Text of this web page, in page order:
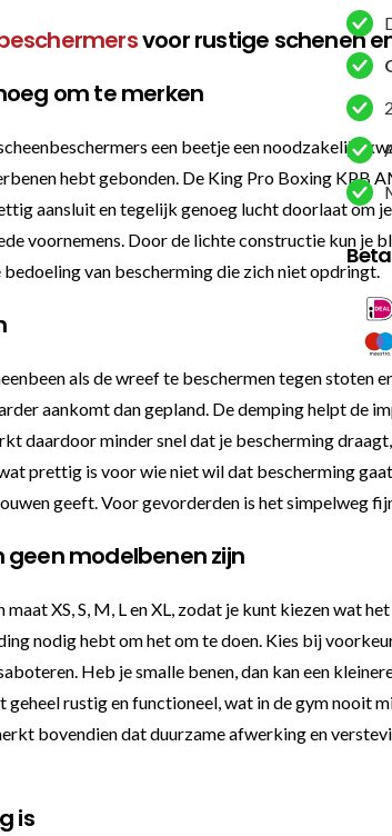
voor rustige schenen
om te merken
een beetje een noodzakelijk
hebt gebonden. De King Pro Boxing KPB
aansluit en tegelijk genoeg lucht doorlaat om
voornemens. Door de lichte constructie kun je
van bescherming die zich niet opdringt.
als de wreef te beschermen tegen
aankomt dan gepland. De demping helpt de
daardoor minder snel dat je bescherming
prettig is voor wie niet wil dat bescherming
geeft. Voor gevorderden is het simpelweg
geen modelbenen zijn
XS, S, M, L en XL, zodat je kunt kiezen wat
nodig hebt om het om te doen. Kies bij
Heb je smalle benen, dan kan een
rustig en functioneel, wat in de gym nooit
bovendien dat duurzame afwerking en
is